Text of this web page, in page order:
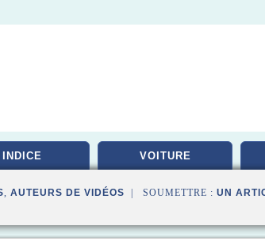
INDICE VOITURE
, AUTEURS DE VIDÉOS | SOUMETTRE : UN